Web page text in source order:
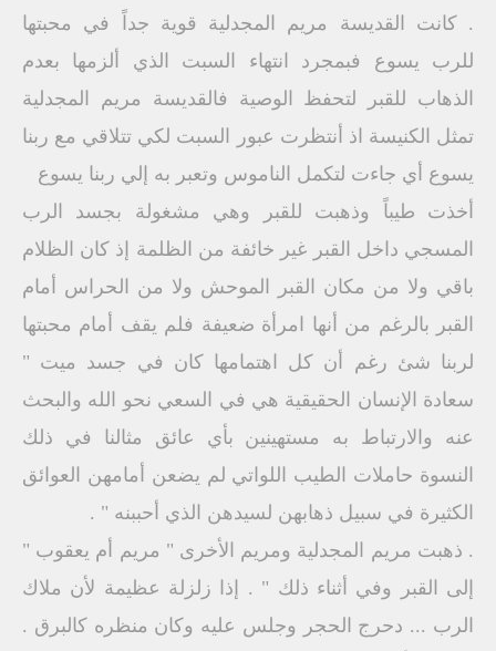
. كانت القديسة مريم المجدلية قوية جداً في محبتها
للرب يسوع فبمجرد انتهاء السبت الذي ألزمها بعدم
الذهاب للقبر لتحفظ الوصية فالقديسة مريم المجدلية
تمثل الكنيسة اذ أنتظرت عبور السبت لكي تتلاقي مع ربنا
يسوع أي جاءت لتكمل الناموس وتعبر به إلي ربنا يسوع
أخذت طيباً وذهبت للقبر وهي مشغولة بجسد الرب
المسجي داخل القبر غير خائفة من الظلمة إذ كان الظلام
باقي ولا من مكان القبر الموحش ولا من الحراس أمام
القبر بالرغم من أنها امرأة ضعيفة فلم يقف أمام محبتها
لربنا شئ رغم أن كل اهتمامها كان في جسد ميت "
سعادة الإنسان الحقيقية هي في السعي نحو الله والبحث
عنه والارتباط به مستهينين بأي عائق مثالنا في ذلك
النسوة حاملات الطيب اللواتي لم يضعن أمامهن العوائق
الكثيرة في سبيل ذهابهن لسيدهن الذي أحببنه " .
. ذهبت مريم المجدلية ومريم الأخرى " مريم أم يعقوب "
إلى القبر وفي أثناء ذلك " . إذا زلزلة عظيمة لأن ملاك
الرب ... دحرج الحجر وجلس عليه وكان منظره كالبرق .